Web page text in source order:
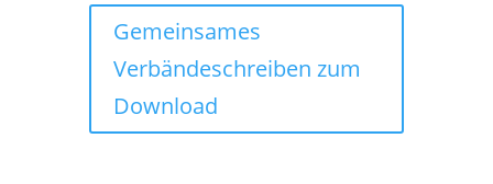
Gemeinsames
Verbändeschreiben zum
Download